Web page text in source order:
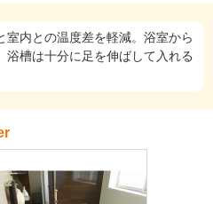
室内との温度差を軽減。浴室から
槽は十分に足を伸ばして入れる